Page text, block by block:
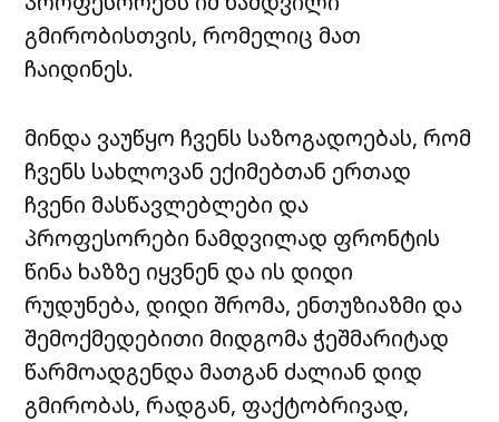
გმირობისთვის, რომელიც მათ
ჩაიდინეს.
მინდა ვაუწყო ჩვენს საზოგადოებას, რომ
ჩვენს სახლოვან ექიმებთან ერთად
ჩვენი მასწავლებლები და
პროფესორები ნამდვილად ფრონტის
წინა ხაზზე იყვნენ და ის დიდი
რუდუნება, დიდი შრომა, ენთუზიაზმი და
შემოქმედებითი მიდგომა ჭეშმარიტად
წარმოადგენდა მათგან ძალიან დიდ
გმირობას, რადგან, ფაქტობრივად,